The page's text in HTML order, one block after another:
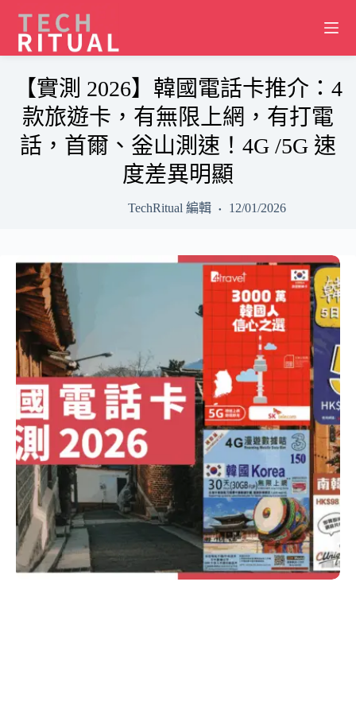
content
【實測 2026】韓國電話卡推介：4
款旅遊卡，有無限上網，有打電
話，首爾、釡山測速！4G /5G 速
度差異明顯
TechRitual 編輯 12/01/2026